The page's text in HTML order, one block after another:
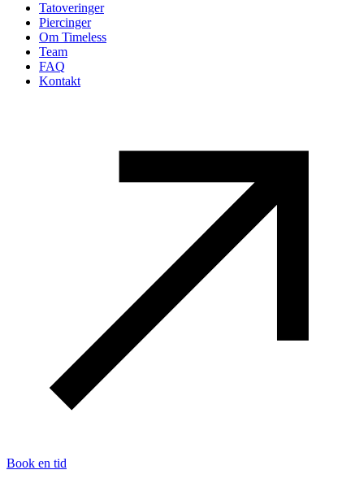
Tatoveringer
Piercinger
Om Timeless
Team
FAQ
Kontakt
Book en tid